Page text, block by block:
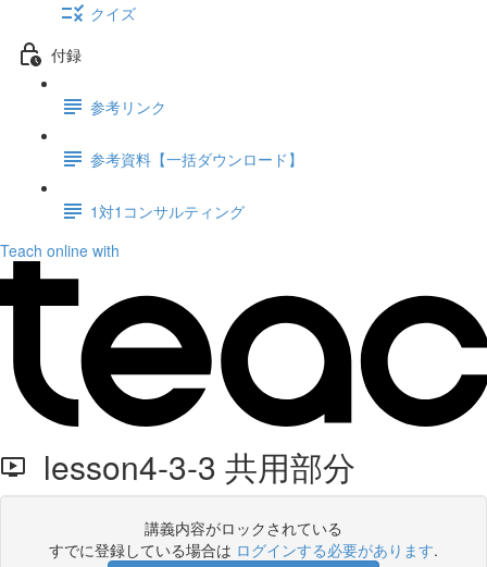
クイズ
付録
参考リンク
参考資料【一括ダウンロード】
1対1コンサルティング
Teach online with
lesson4-3-3 共用部分
講義内容がロックされている
すでに登録している場合は ログインする必要があります.